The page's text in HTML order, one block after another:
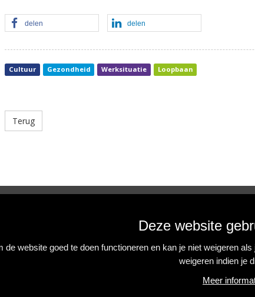
delen delen
Cultuur Gezondheid Werksituatie Loopbaan
Terug
Blijf op de hoogte van onze
Deze website
website goed te doen functioneren en kan je niet weigeren
weigeren indien je
Meer